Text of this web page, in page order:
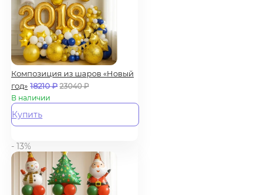
Композиция из шаров «Новый
год» 18210₽ 23040₽
В наличии
Купить
- 13%